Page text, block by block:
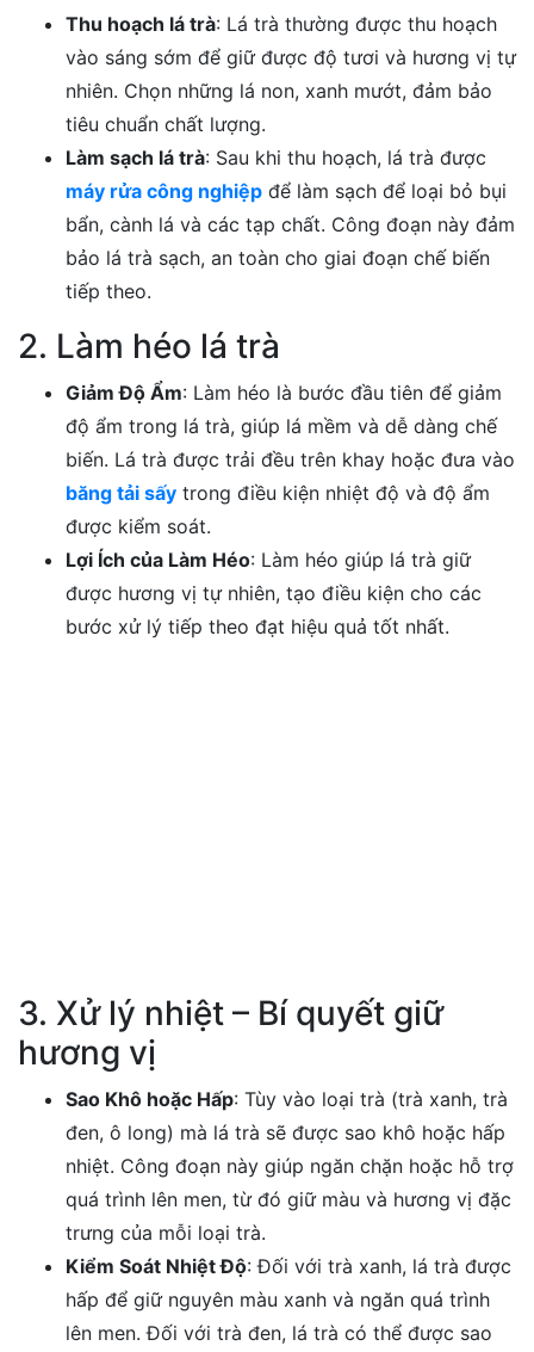
Thu hoạch lá trà: Lá trà thường được thu hoạch
vào sáng sớm để giữ được độ tươi và hương vị tự
nhiên. Chọn những lá non, xanh mướt, đảm bảo
tiêu chuẩn chất lượng.
Làm sạch lá trà: Sau khi thu hoạch, lá trà được
máy rửa công nghiệp để làm sạch để loại bỏ bụi
bẩn, cành lá và các tạp chất. Công đoạn này đảm
bảo lá trà sạch, an toàn cho giai đoạn chế biến
tiếp theo.
2. Làm héo lá trà
Giảm Độ Ẩm: Làm héo là bước đầu tiên để giảm
độ ẩm trong lá trà, giúp lá mềm và dễ dàng chế
biến. Lá trà được trải đều trên khay hoặc đưa vào
băng tải sấy trong điều kiện nhiệt độ và độ ẩm
được kiểm soát.
Lợi Ích của Làm Héo: Làm héo giúp lá trà giữ
được hương vị tự nhiên, tạo điều kiện cho các
bước xử lý tiếp theo đạt hiệu quả tốt nhất.
3. Xử lý nhiệt – Bí quyết giữ
hương vị
Sao Khô hoặc Hấp: Tùy vào loại trà (trà xanh, trà
đen, ô long) mà lá trà sẽ được sao khô hoặc hấp
nhiệt. Công đoạn này giúp ngăn chặn hoặc hỗ trợ
quá trình lên men, từ đó giữ màu và hương vị đặc
trưng của mỗi loại trà.
Kiểm Soát Nhiệt Độ: Đối với trà xanh, lá trà được
hấp để giữ nguyên màu xanh và ngăn quá trình
lên men. Đối với trà đen, lá trà có thể được sao